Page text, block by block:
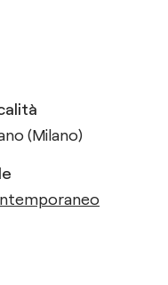
(Milano)